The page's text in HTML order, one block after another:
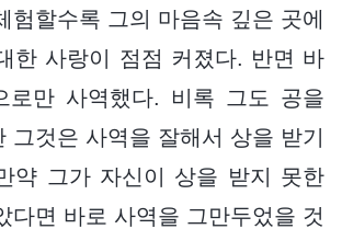
험할수록 그의 마음속 깊은 곳에
한 사랑이 점점 커졌다. 반면 바
로만 사역했다. 비록 그도 공을
그것은 사역을 잘해서 상을 받기
약 그가 자신이 상을 받지 못한
다면 바로 사역을 그만두었을 것